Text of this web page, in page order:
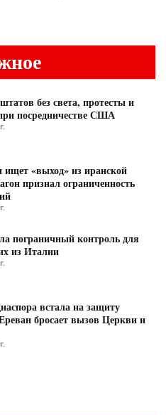
без света, протесты и
посредничестве США
ищет «выход» из иранской
признал ограниченность
пограничный контроль для
из Италии
встала на защиту
бросает вызов Церкви и